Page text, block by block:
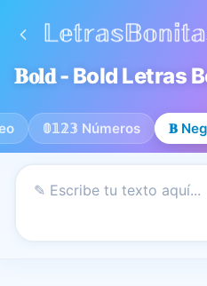
𝐁𝐨𝐥𝐝 - Bold Letras
𝟘𝟙𝟚𝟛 Números 𝐁